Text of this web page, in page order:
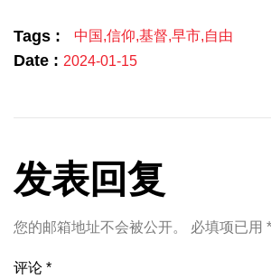
Tags : 中国 ,信仰,基督,早市,自由
Date : 2024-01-15
发表回复
您的邮箱地址不会被公开。 必填项已用 *
评论 *